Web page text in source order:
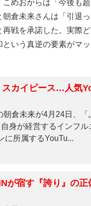
こめおからは「今後も
倉未来さんは「引退
再戦を承諾した。実際
という真逆の要素がマ
スカイピース…人気
倉未来が4月24日、「
身が経営するインフル
に所属するYouTu...
が宿す『誇り』の正